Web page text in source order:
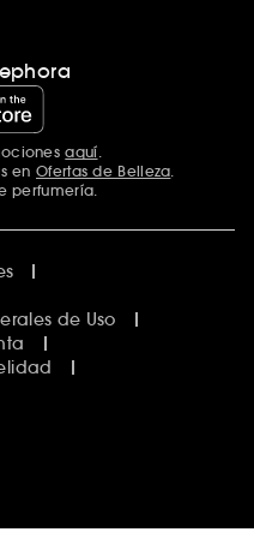
aquí.
en Ofertas de Belleza.
perfumería.
de Uso